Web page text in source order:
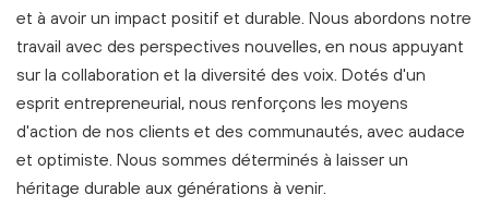
et à avoir un impact positif et durable. Nous abordons notre
travail avec des perspectives nouvelles, en nous appuyant
sur la collaboration et la diversité des voix. Dotés d'un
esprit entrepreneurial, nous renforçons les moyens
d'action de nos clients et des communautés, avec audace
et optimiste. Nous sommes déterminés à laisser un
héritage durable aux générations à venir.